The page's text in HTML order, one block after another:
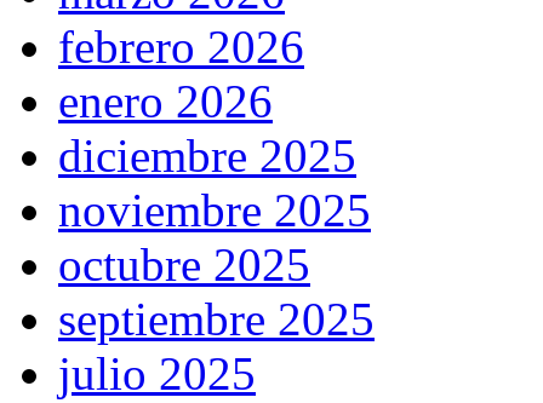
febrero 2026
enero 2026
diciembre 2025
noviembre 2025
octubre 2025
septiembre 2025
julio 2025